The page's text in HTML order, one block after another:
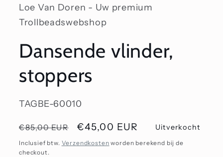
Loe Van Doren - Uw premium
Trollbeadswebshop
Dansende vlinder,
stoppers
SKU:
TAGBE-60010
Normale
prijs
€85,00 EUR Aanbiedingsprijs
€45,00 EUR Uitverkocht
Inclusief btw. Verzendkosten worden berekend bij de
checkout.